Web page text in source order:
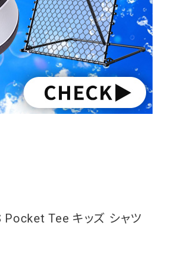
Pocket Tee キッズ シャツ